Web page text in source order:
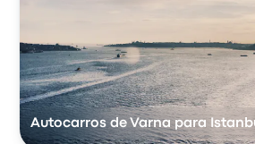
Autocarros de Varna para